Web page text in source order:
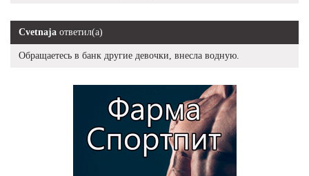
Cvetnaja ответил(а)
Обращаетесь в банк другие девочки, внесла водную.